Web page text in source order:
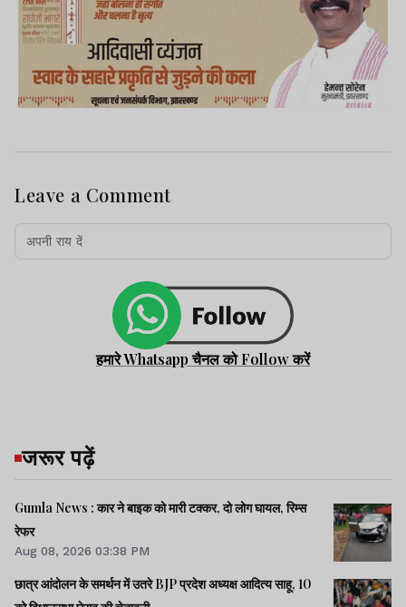
Leave a Comment
हमारे Whatsapp चैनल को Follow करें
जरूर पढ़ें
Gumla News : कार ने बाइक को मारी टक्कर, दो लोग घायल, रिम्स
रेफर
Aug 08, 2026 03:38 PM
छात्र आंदोलन के समर्थन में उतरे BJP प्रदेश अध्यक्ष आदित्य साहू, 10